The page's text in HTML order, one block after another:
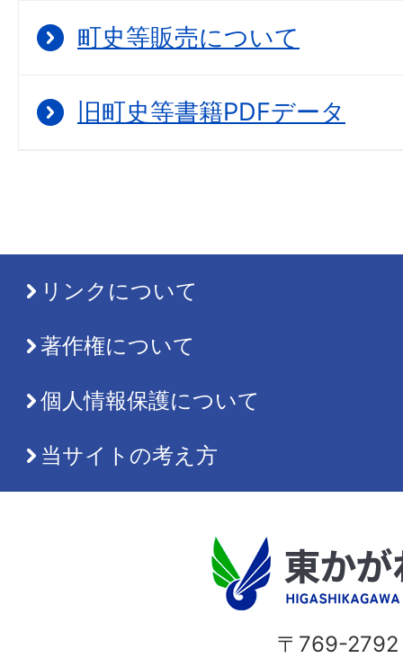
町史等販売について
旧町史等書籍PDFデータ
リンクについて
著作権について
個人情報保護について
当サイトの考え方
〒769-2792